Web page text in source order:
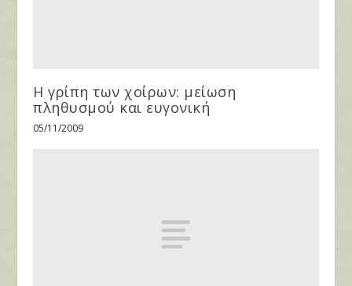
Η γρίπη των χοίρων: μείωση
πληθυσμού και ευγονική
05/11/2009